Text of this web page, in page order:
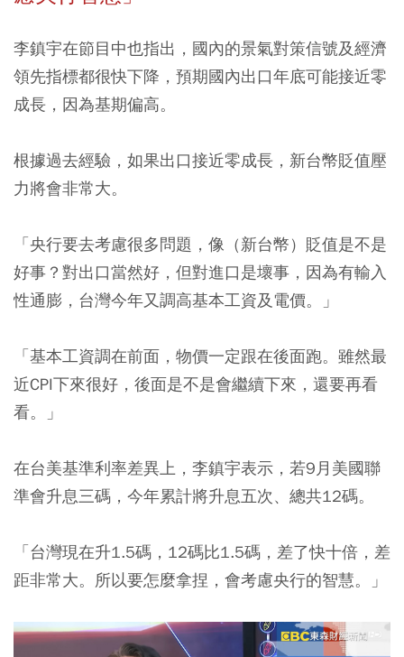
李鎮宇在節目中也指出， 國內的景氣對策信號及經濟
領先指標都很快下降 ，預期國內出口年底可能接近零
成長，因為基期偏高。
根據過去經驗，如果出口接近零成長，新台幣貶值壓
力將會非常大。
「央行要去考慮很多問題，像（新台幣）貶值是不是
好事？對出口當然好，但對進口是壞事，因為有輸入
性通膨，台灣今年又調高基本工資及電價。」
「基本工資調在前面，物價一定跟在後面跑。雖然最
近CPI下來很好，後面是不是會繼續下來，還要再看
看。」
在台美基準利率差異上，李鎮宇表示，若9月美國聯
準會升息三碼，今年累計將升息五次、總共12碼。
「台灣現在升1.5碼，12碼比1.5碼，差了快十倍，差
距非常大。所以要怎麼拿捏，會考慮央行的智慧。」